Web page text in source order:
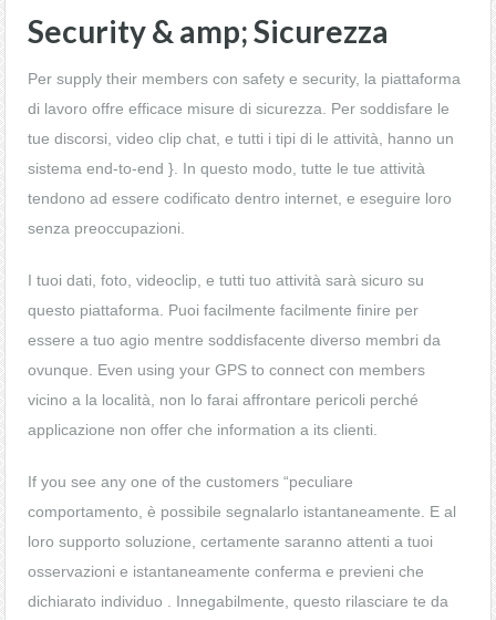
Security & amp; Sicurezza
Per supply their members con safety e security, la piattaforma
di lavoro offre efficace misure di sicurezza. Per soddisfare le
tue discorsi, video clip chat, e tutti i tipi di le attività, hanno un
sistema end-to-end }. In questo modo, tutte le tue attività
tendono ad essere codificato dentro internet, e eseguire loro
senza preoccupazioni.
I tuoi dati, foto, videoclip, e tutti tuo attività sarà sicuro su
questo piattaforma. Puoi facilmente facilmente finire per
essere a tuo agio mentre soddisfacente diverso membri da
ovunque. Even using your GPS to connect con members
vicino a la località, non lo farai affrontare pericoli perché
applicazione non offer che information a its clienti.
If you see any one of the customers “peculiare
comportamento, è possibile segnalarlo istantaneamente. E al
loro supporto soluzione, certamente saranno attenti a tuoi
osservazioni e istantaneamente conferma e previeni che
dichiarato individuo . Innegabilmente, questo rilasciare te da